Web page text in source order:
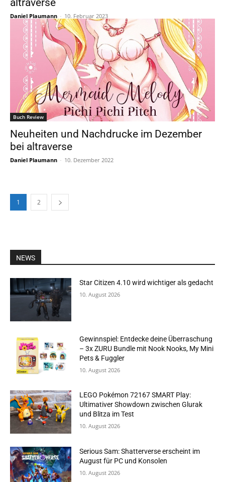
altraverse
Daniel Plaumann - 10. Februar 2023
Buch Review
Neuheiten und Nachdrucke im Dezember
bei altraverse
Daniel Plaumann - 10. Dezember 2022
1 2
NEWS
Star Citizen 4.10 wird wichtiger als gedacht
10. August 2026
Gewinnspiel: Entdecke deine Überraschung
– 3x ZURU Bundle mit Nook Nooks, My Mini
Pets & Fuggler
10. August 2026
LEGO Pokémon 72167 SMART Play:
Ultimativer Showdown zwischen Glurak
und Blitza im Test
10. August 2026
Serious Sam: Shatterverse erscheint im
August für PC und Konsolen
10. August 2026